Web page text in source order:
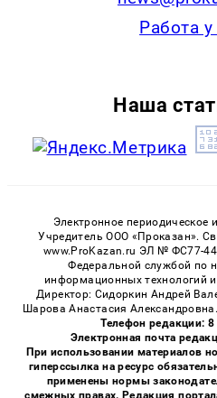
Работа у
Наша
Электронное периодическое
Учредитель ООО «Проказан».
www.ProKazan.ru ЭЛ № ФС77-
Федеральной службой по
информационных технологий
Директор: Сидоркин Андрей
Шарова Анастасия
Телефон редакции:
Электронная почта
При использовании материалов
гиперссылка на ресурс
применены нормы